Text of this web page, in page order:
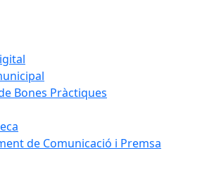
Bones Pràctiques
de Comunicació i Premsa